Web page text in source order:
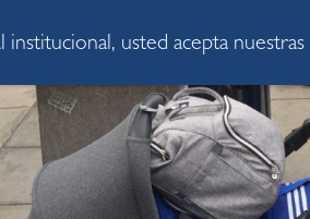
usted acepta nuestras